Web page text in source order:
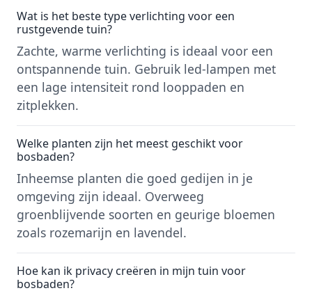
Wat is het beste type verlichting voor een
rustgevende tuin?
Zachte, warme verlichting is ideaal voor een
ontspannende tuin. Gebruik led-lampen met
een lage intensiteit rond looppaden en
zitplekken.
Welke planten zijn het meest geschikt voor
bosbaden?
Inheemse planten die goed gedijen in je
omgeving zijn ideaal. Overweeg
groenblijvende soorten en geurige bloemen
zoals rozemarijn en lavendel.
Hoe kan ik privacy creëren in mijn tuin voor
bosbaden?